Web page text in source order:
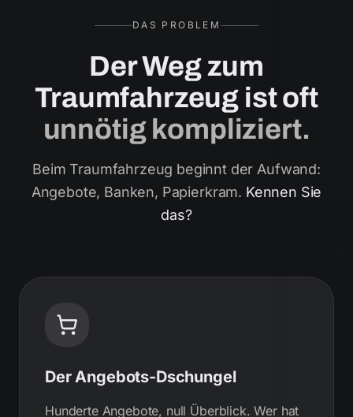
DAS PROBLEM
Der Weg zum
Traumfahrzeug ist oft
unnötig kompliziert.
Beim Traumfahrzeug beginnt der Aufwand:
Angebote, Banken, Papierkram. Kennen Sie
das?
Der Angebots-Dschungel
Hunderte Angebote, null Überblick. Wer hat